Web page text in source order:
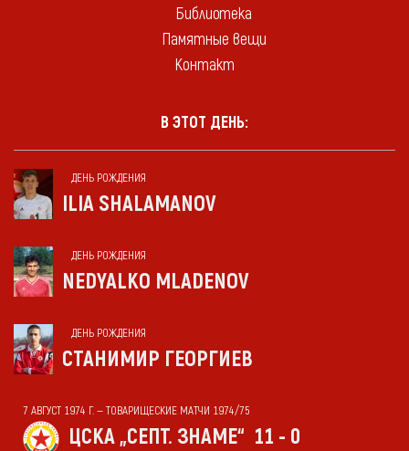
Библиотека
Памятные вещи
Контакт
В ЭТОТ ДЕНЬ:
ДЕНЬ РОЖДЕНИЯ
ILIA SHALAMANOV
ДЕНЬ РОЖДЕНИЯ
NEDYALKO MLADENOV
ДЕНЬ РОЖДЕНИЯ
СТАНИМИР ГЕОРГИЕВ
7 АВГУСТ 1974 Г. — ТОВАРИЩЕСКИЕ МАТЧИ 1974/75
ЦСКА „СЕПТ. ЗНАМЕ“ 11 - 0